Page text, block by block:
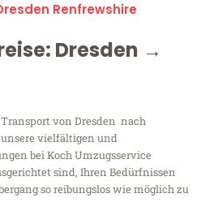
Renfrewshire
Dresden →
von Dresden nach
vielfältigen und
bei Koch Umzugsservice
sind, Ihren Bedürfnissen
so reibungslos wie möglich zu